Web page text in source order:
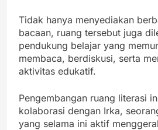
Tidak hanya menyediakan
bacaan, ruang tersebut juga
pendukung belajar yang
membaca, berdiskusi, serta
aktivitas edukatif.
Pengembangan ruang literasi
kolaborasi dengan Irka,
yang selama ini aktif